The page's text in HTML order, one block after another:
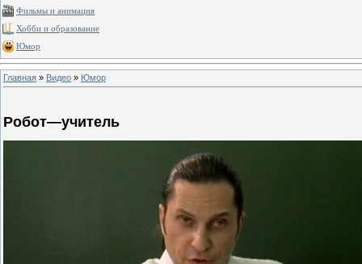
Фильмы и анимация
Хобби и образование
Юмор
Главная » Видео » Юмор
Робот—учитель